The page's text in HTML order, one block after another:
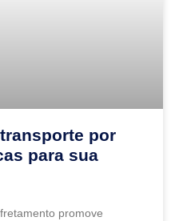
por
para sua
promove